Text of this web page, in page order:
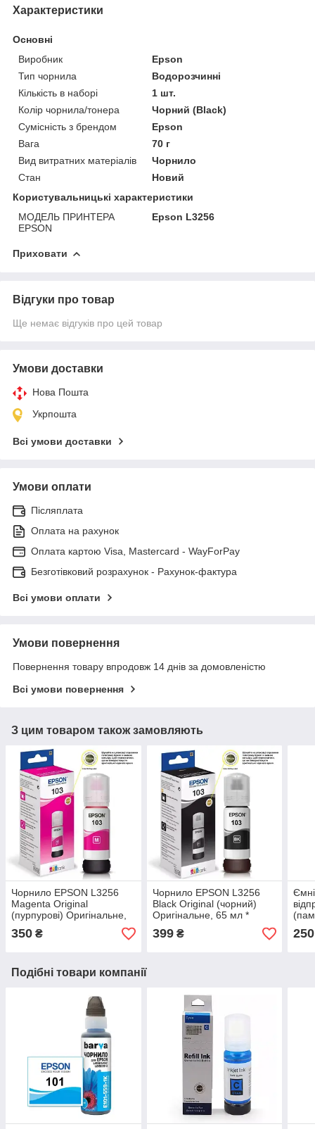
Характеристики
Основні
Виробник
Epson
Тип чорнила
Водорозчинні
Кількість в наборі
1 шт.
Колір чорнила/тонера
Чорний (Black)
Сумісність з брендом
Epson
Вага
70 г
Вид витратних матеріалів
Чорнило
Стан
Новий
Користувальницькі характеристики
МОДЕЛЬ ПРИНТЕРА
EPSON
Epson L3256
Приховати
Відгуки про товар
Ще немає відгуків про цей товар
Умови доставки
Нова Пошта
Укрпошта
Всі умови доставки
Умови оплати
Післяплата
Оплата на рахунок
Оплата картою Visa, Mastercard - WayForPay
Безготівковий розрахунок - Рахунок-фактура
Всі умови оплати
Умови повернення
Повернення товару впродовж 14 днів за домовленістю
Всі умови повернення
З цим товаром також замовляють
Чорнило EPSON L3256
Magenta Original
(пурпурові) Оригінальне,
65 мл * флакон.
350 ₴
Чорнило EPSON L3256
Black Original (чорний)
Оригінальне, 65 мл *
флакон.
399₴ 250
Подібні товари компанії